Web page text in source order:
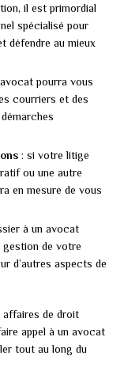
il est primordial
spécialisé pour
défendre au mieux
pourra vous
courriers et des
: si votre litige
ou une autre
en mesure de vous
à un avocat
gestion de votre
d’autres aspects de
affaires de droit
appel à un avocat
tout au long du